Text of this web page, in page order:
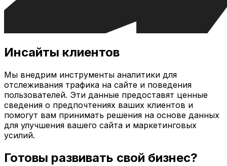
Инсайты клиентов
Мы внедрим инструменты аналитики для
отслеживания трафика на сайте и поведения
пользователей. Эти данные предоставят ценные
сведения о предпочтениях ваших клиентов и
помогут вам принимать решения на основе данных
для улучшения вашего сайта и маркетинговых
усилий.
Готовы развивать свой бизнес?